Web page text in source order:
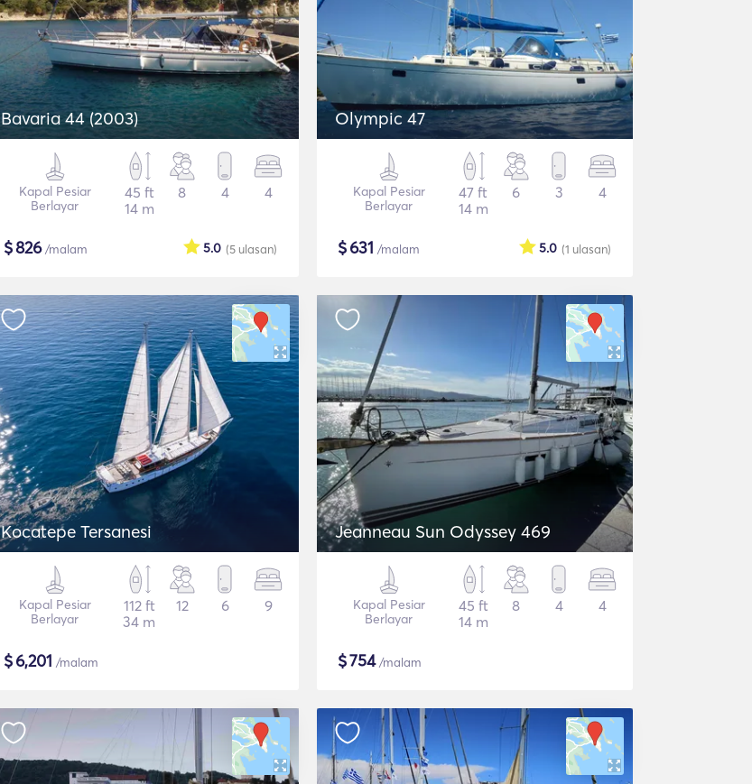
Bavaria 44 (2003)
Kapal Pesiar
Berlayar
45 ft
14 m
8 4 4
$826/malam (5 ulasan)
5.0
Olympic 47
Kapal Pesiar
Berlayar
47 ft
14 m
6 3 4
$631 /malam (1 ulasan)
5.0
Kocatepe Tersanesi
Kapal Pesiar
Berlayar
112 ft
34 m
12 6 9
$6,201 /malam
Jeanneau Sun Odyssey 469
Kapal Pesiar
Berlayar
45 ft
14 m
8 4 4
$754/malam